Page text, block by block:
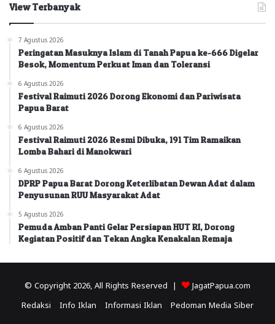
View Terbanyak
7 Agustus 2026
Peringatan Masuknya Islam di Tanah Papua ke-666 Digelar
Besok, Momentum Perkuat Iman dan Toleransi
6 Agustus 2026
Festival Raimuti 2026 Dorong Ekonomi dan Pariwisata
Papua Barat
6 Agustus 2026
Festival Raimuti 2026 Resmi Dibuka, 191 Tim Ramaikan
Lomba Bahari di Manokwari
6 Agustus 2026
DPRP Papua Barat Dorong Keterlibatan Dewan Adat dalam
Penyusunan RUU Masyarakat Adat
5 Agustus 2026
Pemuda Amban Panti Gelar Persiapan HUT RI, Dorong
Kegiatan Positif dan Tekan Angka Kenakalan Remaja
© Copyright 2026, All Rights Reserved | JagatPapua.com
Redaksi Info Iklan Informasi Iklan Pedoman Media Siber